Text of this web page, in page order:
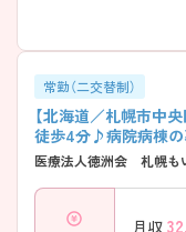
常勤（二交替制）
【北海道／札幌市中
徒歩4分♪病院病棟の
医療法人徳洲会 札幌も
月収